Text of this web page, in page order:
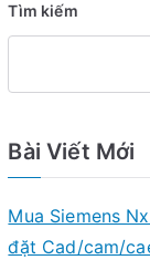
Tìm kiếm
Bài Viết Mới
Mua Siemens
đặt Cad/cam/